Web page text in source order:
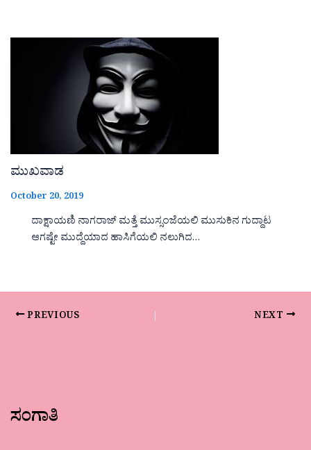
ಮುಖವಾಡ
October 20, 2019
ದಾಕ್ಷಾಯಣಿ ನಾಗರಾಜ್ ಮತ್ತೆ ಮುಸ್ಸಂಜೆಯಲಿ ಮುಸುಕಿನ ಗುದ್ದಾಟ
ಆಗಷ್ಟೇ ಮುದ್ದೆಯಾದ ಹಾಸಿಗೆಯಲಿ ನಲುಗಿದ…
PREVIOUS NEXT
ಸಂಗಾತಿ